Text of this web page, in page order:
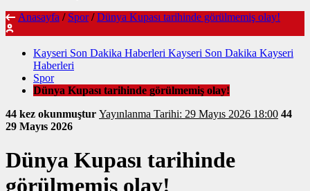
Anasayfa / Spor / Dünya Kupası tarihinde görülmemiş olay!
Kayseri Son Dakika Haberleri Kayseri Son Dakika Kayseri
Haberleri
Spor
Dünya Kupası tarihinde görülmemiş olay!
44 kez okunmuştur
Yayınlanma Tarihi: 29 Mayıs 2026 18:00 44
29 Mayıs 2026
Dünya Kupası tarihinde
görülmemiş olay!